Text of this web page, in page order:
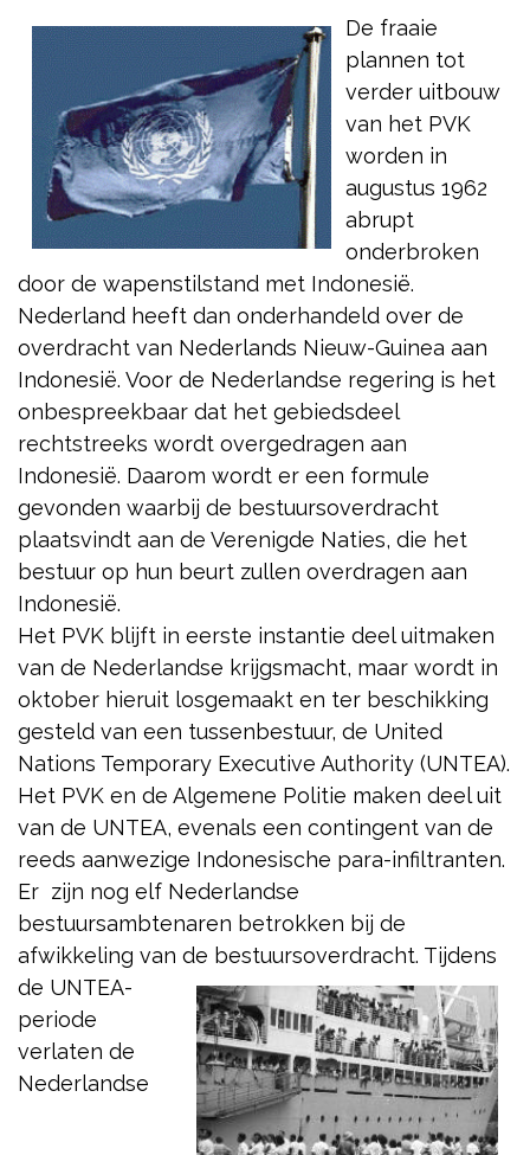
De fraaie
plannen tot
verder uitbouw
van het PVK
worden in
augustus 1962
abrupt
onderbroken
door de wapenstilstand met Indonesië.
Nederland heeft dan onderhandeld over de
overdracht van Nederlands Nieuw-Guinea aan
Indonesië. Voor de Nederlandse regering is het
onbespreekbaar dat het gebiedsdeel
rechtstreeks wordt overgedragen aan
Indonesië. Daarom wordt er een formule
gevonden waarbij de bestuursoverdracht
plaatsvindt aan de Verenigde Naties, die het
bestuur op hun beurt zullen overdragen aan
Indonesië.
Het PVK blijft in eerste instantie deel uitmaken
van de Nederlandse krijgsmacht, maar wordt in
oktober hieruit losgemaakt en ter beschikking
gesteld van een tussenbestuur, de United
Nations Temporary Executive Authority (UNTEA).
Het PVK en de Algemene Politie maken deel uit
van de UNTEA, evenals een contingent van de
reeds aanwezige Indonesische para-infiltranten.
Er zijn nog elf Nederlandse
bestuursambtenaren betrokken bij de
afwikkeling van de bestuursoverdracht. Tijdens
de UNTEA-
periode
verlaten de
Nederlandse